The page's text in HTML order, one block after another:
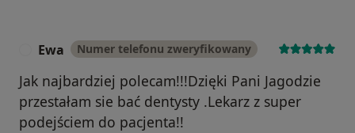
Ewa Numer telefonu zweryfikowany
Jak najbardziej polecam!!!Dzięki Pani Jagodzie
przestałam sie bać dentysty .Lekarz z super
podejściem do pacjenta!!